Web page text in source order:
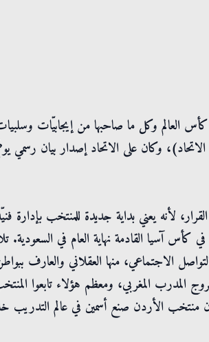
العالم وكل ما صاحبها من إيجابيّات
وكان على الاتحاد إصدار بيان
لأنه يعني بداية جديدة للمنتخب بإدارة
آسيا القادمة نهاية العام في السعودية. تلا
الاجتماعي، منها العقلاني والعارف
المدرب المغربي، ومعظم هؤلاء تابعوا
منتخب الأردن صنع أسمين في عالم التدريب